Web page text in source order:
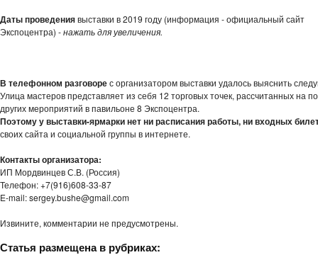
Даты проведениявыставки в 2019 году (информация - официальный сайт
Экспоцентра) -нажать для увеличения.
В телефонном разговорес организатором выставки удалось выяснить
Улица мастеров представляет из себя 12 торговых точек, рассчитанных на
других мероприятий в павильоне 8 Экспоцентра.
Поэтому у выставки-ярмарки нет ни расписания работы, ни входных
своих сайта и социальной группы в интернете.
Контакты организатора:
ИП Мордвинцев С.В. (Россия)
Телефон: +7(916)608-33-87
E-mail: sergey.bushe@gmail.com
Извините, комментарии не предусмотрены.
Статья размещена в рубриках: